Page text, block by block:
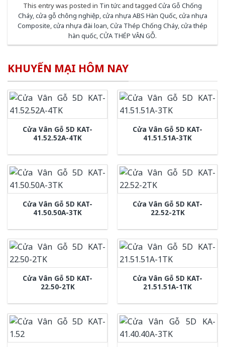
This entry was posted in Tin tức and tagged Cửa Gỗ Chống
Cháy,cửa gỗ chông nghiệp,cửa nhựa ABS Hàn Quốc,cửa nhựa
Composite,cửa nhựa đài loan,Cửa Thép Chống Cháy,cửa thép
hàn quốc,CỬA THÉP VÂN GỖ.
KHUYẾN MẠI HÔM NAY
Cửa Vân Gỗ 5D KAT-
41.52.52A-4TK
Cửa Vân Gỗ 5D KAT-
41.51.51A-3TK
Cửa Vân Gỗ 5D KAT-
41.50.50A-3TK
Cửa Vân Gỗ 5D KAT-
22.52-2TK
Cửa Vân Gỗ 5D KAT-
22.50-2TK
Cửa Vân Gỗ 5D KAT-
21.51.51A-1TK